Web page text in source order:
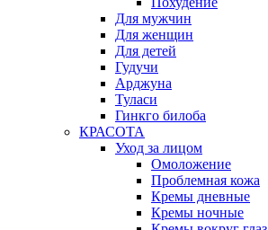
Для мужчин
Для женщин
Для детей
Гудучи
Арджуна
Туласи
Гинкго билоба
КРАСОТА
Уход за лицом
Омоложение
Проблемная кожа
Кремы дневные
Кремы ночные